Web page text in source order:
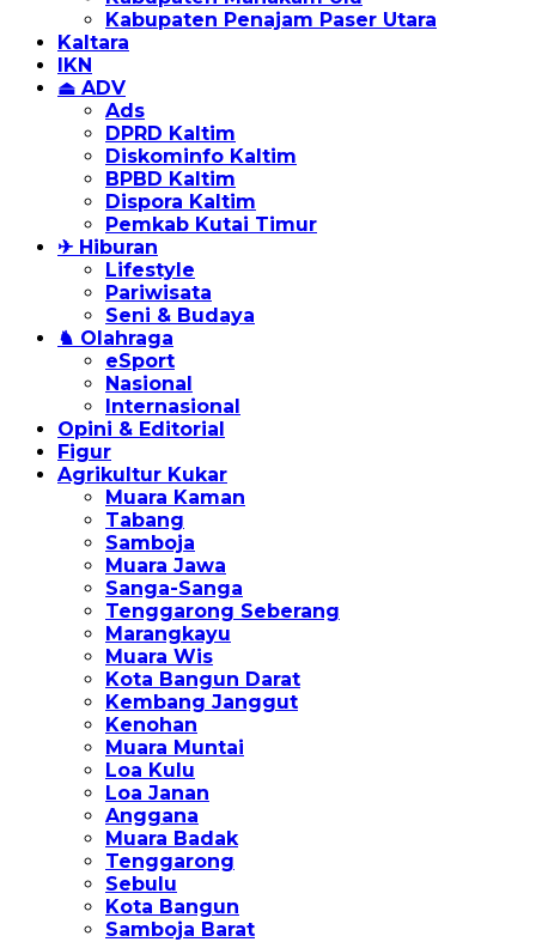
Kabupaten Penajam Paser Utara
Kaltara
IKN
⏏ ADV
Ads
DPRD Kaltim
Diskominfo Kaltim
BPBD Kaltim
Dispora Kaltim
Pemkab Kutai Timur
✈ Hiburan
Lifestyle
Pariwisata
Seni & Budaya
♞ Olahraga
eSport
Nasional
Internasional
Opini & Editorial
Figur
Agrikultur Kukar
Muara Kaman
Tabang
Samboja
Muara Jawa
Sanga-Sanga
Tenggarong Seberang
Marangkayu
Muara Wis
Kota Bangun Darat
Kembang Janggut
Kenohan
Muara Muntai
Loa Kulu
Loa Janan
Anggana
Muara Badak
Tenggarong
Sebulu
Kota Bangun
Samboja Barat